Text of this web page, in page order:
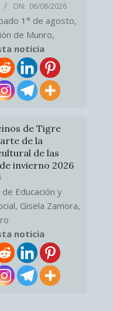
ON: 06/08/2026
1° de agosto,
de Munro,
noticia
de Tigre
de la
de las
invierno 2026
Educación y
Gisela Zamora,
noticia